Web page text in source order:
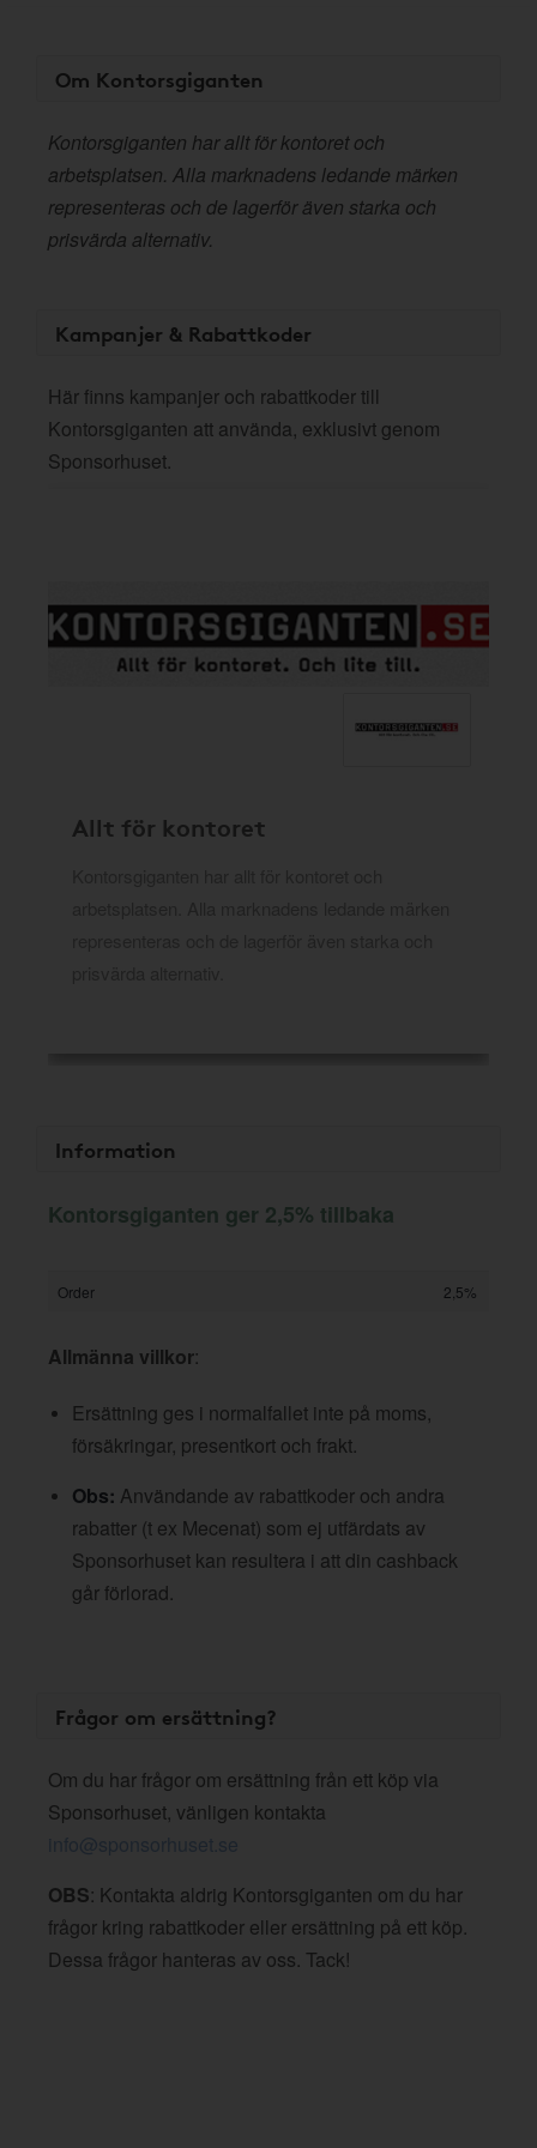
Om Kontorsgiganten
Kontorsgiganten har allt för kontoret och
arbetsplatsen. Alla marknadens ledande märken
representeras och de lagerför även starka och
prisvärda alternativ.
Kampanjer & Rabattkoder
Här finns kampanjer och rabattkoder till
Kontorsgiganten att använda, exklusivt genom
Sponsorhuset.
Allt för kontoret
Information
Kontorsgiganten ger 2,5% tillbaka
Order 2,5%
Allmänna villkor:
Ersättning ges i normalfallet inte på moms,
försäkringar, presentkort och frakt.
Obs: Användande av rabattkoder och andra
rabatter (t ex Mecenat) som ej utfärdats av
Sponsorhuset kan resultera i att din cashback
går förlorad.
Frågor om ersättning?
Om du har frågor om ersättning från ett köp via
Sponsorhuset, vänligen kontakta
info@sponsorhuset.se
OBS: Kontakta aldrig Kontorsgiganten om du har
frågor kring rabattkoder eller ersättning på ett köp.
Dessa frågor hanteras av oss. Tack!